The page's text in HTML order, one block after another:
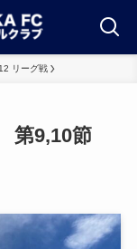
リーグ戦
第9,10節